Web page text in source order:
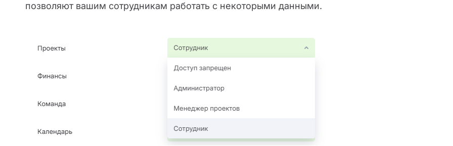
позволяют вашим сотрудникам работать с некоторыми данными.